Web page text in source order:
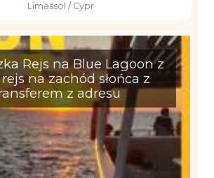
Limassol / Cypr
Rejs na Blue Lagoon z
na zachód słońca z
z adresu